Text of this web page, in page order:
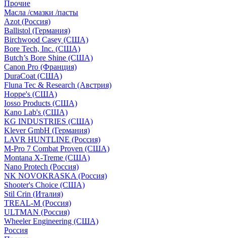
Прочие
Масла /смазки /пасты
Azot (Россия)
Ballistol (Германия)
Birchwood Casey (США)
Bore Tech, Inc. (США)
Butch’s Bore Shine (СШA)
Canon Pro (Франция)
DuraCoat (США)
Fluna Tec & Research (Австрия)
Hoppe's (США)
Iosso Products (США)
Kano Lab's (США)
KG INDUSTRIES (США)
Klever GmbH (Германия)
LAVR HUNTLINE (Россия)
M-Pro 7 Combat Proven (СШA)
Montana X-Treme (США)
Nano Protech (Россия)
NK NOVOKRASKA (Россия)
Shooter's Choice (СШA)
Stil Crin (Италия)
TREAL-M (Россия)
ULTMAN (Россия)
Wheeler Engineering (СШA)
Россия